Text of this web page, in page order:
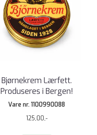
Bjørnekrem Lærfett.
Produseres i Bergen!
Vare nr. 1100990088
125,00,-